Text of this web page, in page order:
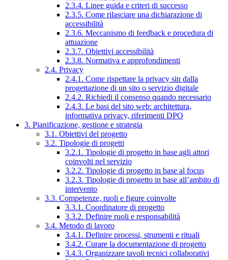
2.3.4. Linee guida e criteri di successo
2.3.5. Come rilasciare una dichiarazione di
accessibilità
2.3.6. Meccanismo di feedback e procedura di
attuazione
2.3.7. Obiettivi accessibilità
2.3.8. Normativa e approfondimenti
2.4. Privacy
2.4.1. Come rispettare la privacy sin dalla
progettazione di un sito o servizio digitale
2.4.2. Richiedi il consenso quando necessario
2.4.3. Le basi del sito web: architettura,
informativa privacy, riferimenti DPO
3. Pianificazione, gestione e strategia
3.1. Obiettivi del progetto
3.2. Tipologie di progetti
3.2.1. Tipologie di progetto in base agli attori
coinvolti nel servizio
3.2.2. Tipologie di progetto in base al focus
3.2.3. Tipologie di progetto in base all’ambito di
intervento
3.3. Competenze, ruoli e figure coinvolte
3.3.1. Coordinatore di progetto
3.3.2. Definire ruoli e responsabilità
3.4. Metodo di lavoro
3.4.1. Definire processi, strumenti e rituali
3.4.2. Curare la documentazione di progetto
3.4.3. Organizzare tavoli tecnici collaborativi